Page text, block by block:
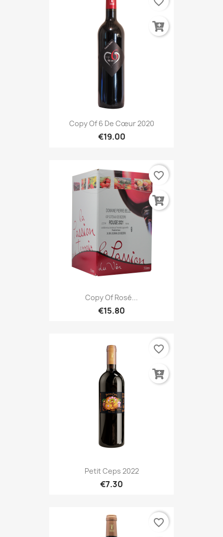
Copy Of 6 De Cœur 2020
€19.00
Copy Of Rosé...
€15.80
favorite_border
Petit Ceps 2022
€7.30
favorite_border
favorite_border